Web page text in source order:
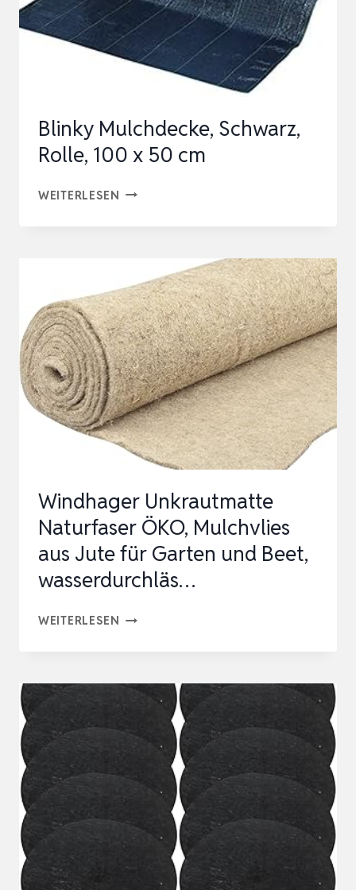
Blinky Mulchdecke, Schwarz,
Rolle, 100 x 50 cm
WEITERLESEN BLINKY
100
X
50
CM
Windhager Unkrautmatte
Naturfaser ÖKO, Mulchvlies
aus Jute für Garten und Beet,
wasserdurchläs…
WEITERLESEN WINDHAGER
ÖKO,
MULCHVLIES
AUS
FÜR
UND
WASSERDURCHLÄS…